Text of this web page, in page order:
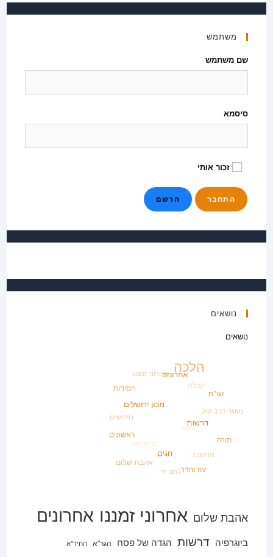
משתמש
שם משתמש
סיסמא
זכור אותי
הרשם
נושאים
נושאים
אהבת שלום אחרוני זמננו אחרונים
ביוגרפיה דרשות הגדה של פסח הגר"א החיד"א